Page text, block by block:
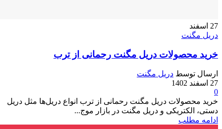
27 اسفند
دریل مگنت
خرید محصولات دریل مگنت رحمانی از ترب
ارسال توسط دریل مگنت
27 اسفند 1402
0
خرید محصولات دریل مگنت رحمانی از ترب انواع دریل‌ها مثل دریل
دستی، الکتریکی و دریل مگنت در بازار موج...
ادامه مطلب